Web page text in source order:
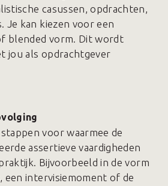
casussen, opdrachten,
Je kan kiezen voor een
blended vorm. Dit wordt
jou als opdrachtgever
voor waarmee de
assertieve vaardigheden
Bijvoorbeeld in de vorm
een intervisiemoment of de